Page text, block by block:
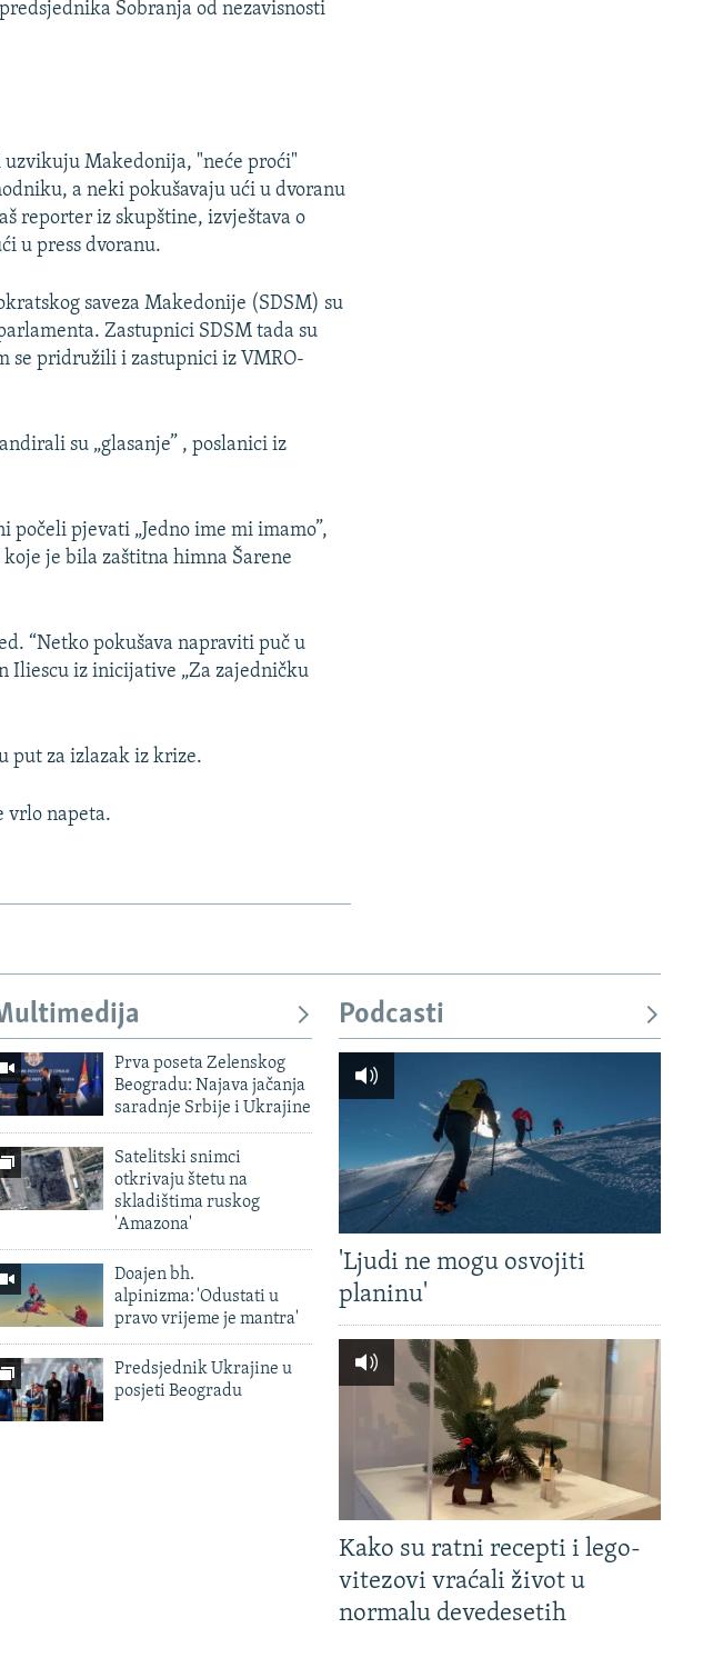
Sobranja od nezavisnosti
Makedonija, "neće proći"
a neki pokušavaju ući u dvoranu
reporter iz skupštine, izvještava o
u press dvoranu.
saveza Makedonije (SDSM) su
Zastupnici SDSM tada su
se pridružili i zastupnici iz VMRO-
su „glasanje” , poslanici iz
počeli pjevati „Jedno ime mi imamo”,
je bila zaštitna himna Šarene
“Netko pokušava napraviti puč u
Iliescu iz inicijative „Za zajedničku
put za izlazak iz krize.
vrlo napeta.
Prva poseta Zelenskog
Beogradu: Najava jačanja
saradnje Srbije i Ukrajine
Satelitski snimci
otkrivaju štetu na
skladištima ruskog
'Amazona'
Doajen bh.
alpinizma: 'Odustati u
pravo vrijeme je mantra'
Predsjednik Ukrajine u
posjeti Beogradu
Podcasti
'Ljudi ne mogu osvojiti
planinu'
Kako su ratni recepti i lego-
vitezovi vraćali život u
normalu devedesetih